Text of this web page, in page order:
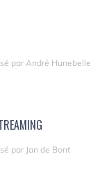
par André Hunebelle
par Jan de Bont